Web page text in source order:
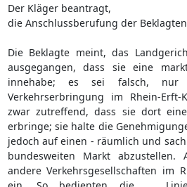
Der Kläger beantragt,
die Anschlussberufung der
Die Beklagte meint, das
ausgegangen, dass sie eine
innehabe; es sei falsch,
Verkehrserbringung im Rhein-
zwar zutreffend, dass sie dort
erbringe; sie halte die
jedoch auf einen - räumlich und
bundesweiten Markt abzustellen.
andere Verkehrsgesellschaften im